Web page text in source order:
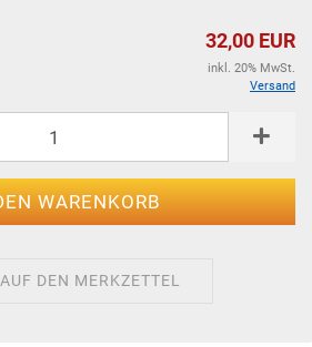
32,00 EUR
inkl. 20% MwSt.
Versand
AUF DEN MERKZETTEL